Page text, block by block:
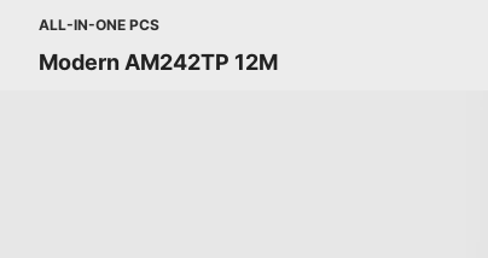
ALL-IN-ONE PCS
Modern AM242TP 12M